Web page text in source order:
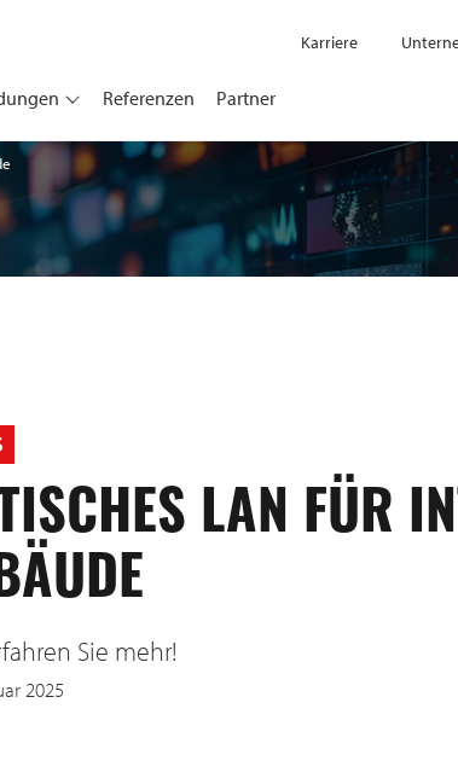
Referenzen Partner
Karriere
LAN FÜR
Sie mehr!
2025